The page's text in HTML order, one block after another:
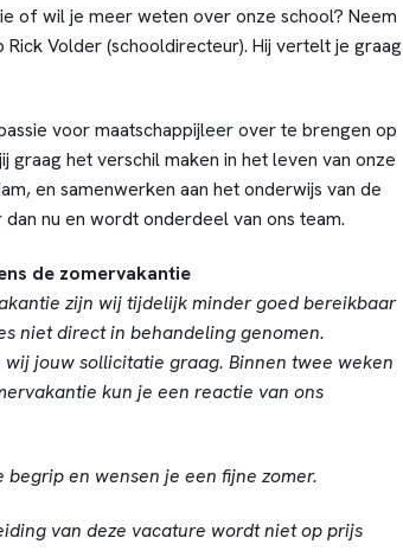
of wil je meer weten over onze school? Neem
Volder (schooldirecteur). Hij vertelt je graag
voor maatschappijleer over te brengen op
graag het verschil maken in het leven van onze
en samenwerken aan het onderwijs van de
nu en wordt onderdeel van ons team.
de zomervakantie
zijn wij tijdelijk minder goed bereikbaar
niet direct in behandeling genomen.
jouw sollicitatie graag. Binnen twee weken
kun je een reactie van ons
begrip en wensen je een fijne zomer.
van deze vacature wordt niet op prijs